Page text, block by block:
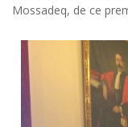
Mossadeq, de ce